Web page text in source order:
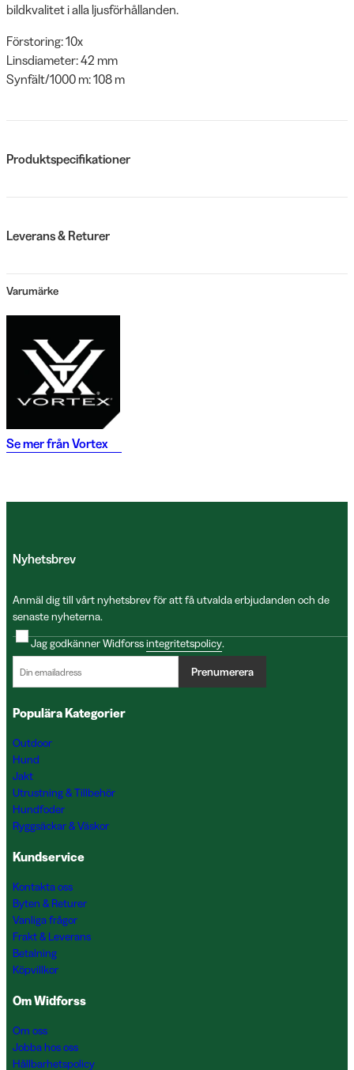
bildkvalitet i alla ljusförhållanden.
Förstoring: 10x
Linsdiameter: 42 mm
Synfält/1000 m: 108 m
Produktspecifikationer
Leverans & Returer
Varumärke
Se mer frånVortex
Nyhetsbrev
Anmäl dig till vårt nyhetsbrev för att få utvalda erbjudanden och de
senaste nyheterna.
Jag godkänner Widforssintegritetspolicy.
Prenumerera
Populära Kategorier
Outdoor
Hund
Jakt
Utrustning & Tillbehör
Hundfoder
Ryggsäckar & Väskor
Kundservice
Kontakta oss
Byten & Returer
Vanliga frågor
Frakt & Leverans
Betalning
Köpvillkor
Om Widforss
Om oss
Jobba hos oss
Hållbarhetspolicy